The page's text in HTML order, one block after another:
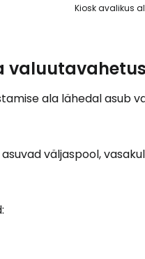
Kiosk avalikus
ala lähedal asub
väljaspool,